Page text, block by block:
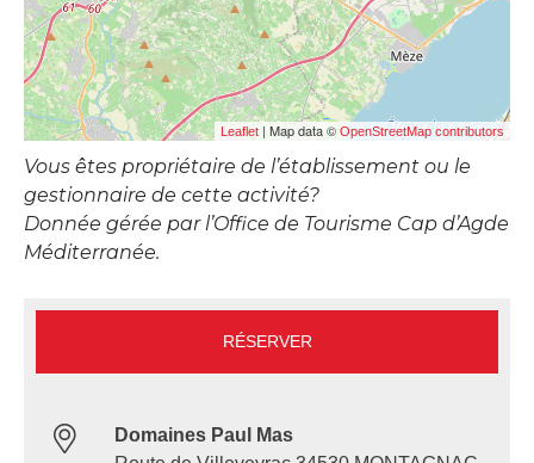
Leaflet | Map data ©OpenStreetMap contributors
Vous êtes propriétaire de l’établissement ou le
gestionnaire de cette activité?
Donnée gérée par l’Office de Tourisme Cap d’Agde
Méditerranée.
RÉSERVER
Domaines Paul Mas